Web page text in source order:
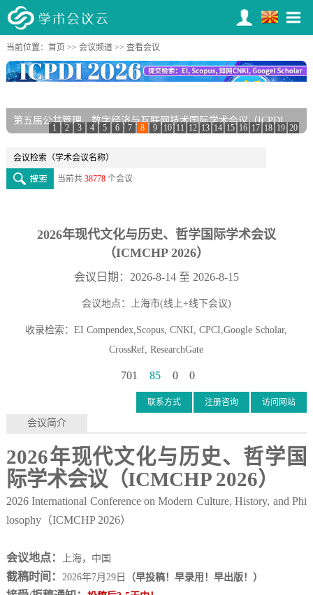
当前位置： 首页 >> 会议频道>> 查看会议
第五届公共管理、数字经济与互联网技术国际学术会议（ICPDI 2026）
1 2 3 4 5 6 7 8 9 10 11 12 13 14 15 16 17 18 19 20
当前共 38778个会议
2026年现代文化与历史、哲学国际学术会议
（ICMCHP 2026）
会议日期：2026-8-14 至 2026-8-15
会议地点：上海市(线上+线下会议)
收录检索：EI Compendex,Scopus, CNKI, CPCI,Google Scholar,
CrossRef, ResearchGate
701 85 0 0
访问网站
注册咨询
联系方式
会议简介
2026年现代文化与历史、哲学国
际学术会议 （ICMCHP 2026）
2026 International Conference on Modern Culture, History, and Phi
losophy（ICMCHP 2026）
会议地点： 上海，中国
截稿时间： 2026年7月29日 （早投稿！早录用！早出版！）